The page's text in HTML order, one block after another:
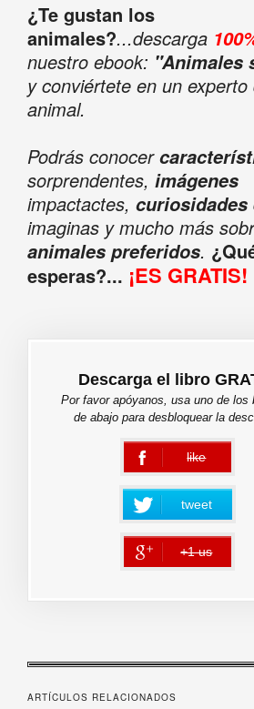
¿Te gustan los
animales?...descarga
nuestro ebook: "Animales
y conviértete en un experto
animal.
Podrás conocer
sorprendentes, imágenes
impactactes, curiosidades
imaginas y mucho más
animales preferidos.
esperas?... ¡ES GRATIS!
Descarga el libro
Por favor apóyanos, usa uno de los
de abajo para desbloquear la
like
error
tweet
+1 us
error
ARTÍCULOS RELACIONADOS